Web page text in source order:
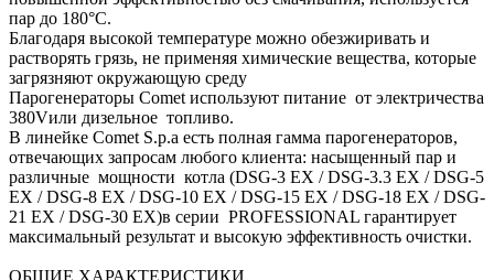
пар до 180°C.
Благодаря высокой температуре можно обезжиривать и
растворять грязь, не применяя химические вещества, которые
загрязняют окружающую среду
Парогенераторы Comet используют питание от электричества
380Vили дизельное топливо.
В линейке Comet S.p.a есть полная гамма парогенераторов,
отвечающих запросам любого клиента: насыщенный пар и
различные мощности котла (DSG-3 EX / DSG-3.3 EX / DSG-5
EX / DSG-8 EX / DSG-10 EX / DSG-15 EX / DSG-18 EX / DSG-
21 EX / DSG-30 EX)в серии PROFESSIONAL гарантирует
максимальный результат и высокую эффективность очистки.